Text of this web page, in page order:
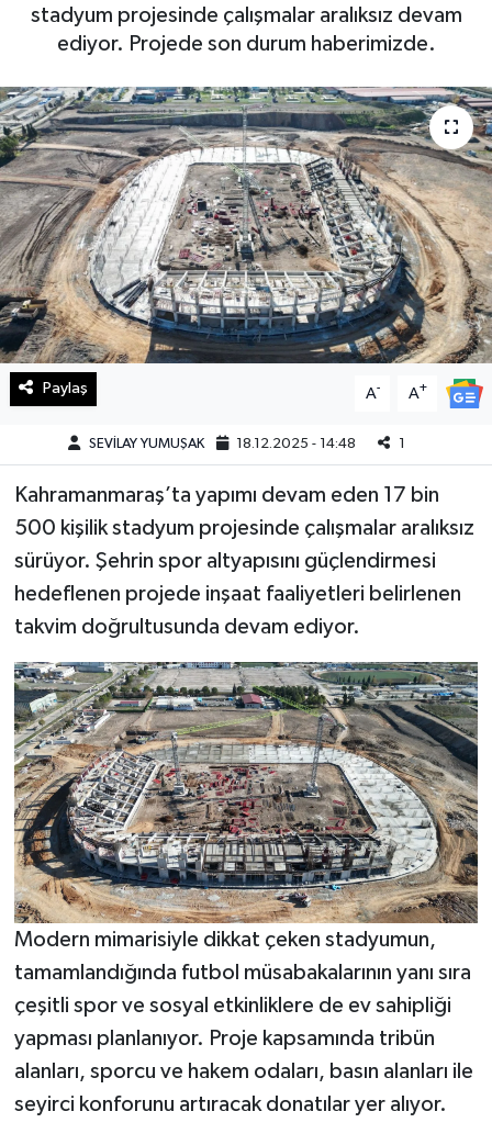
stadyum projesinde çalışmalar aralıksız devam
ediyor. Projede son durum haberimizde.
Paylaş A- A+
SEVİLAY YUMUŞAK 18.12.2025 - 14:48 1
Kahramanmaraş’ta yapımı devam eden 17 bin
500 kişilik stadyum projesinde çalışmalar aralıksız
sürüyor. Şehrin spor altyapısını güçlendirmesi
hedeflenen projede inşaat faaliyetleri belirlenen
takvim doğrultusunda devam ediyor.
Modern mimarisiyle dikkat çeken stadyumun,
tamamlandığında futbol müsabakalarının yanı sıra
çeşitli spor ve sosyal etkinliklere de ev sahipliği
yapması planlanıyor. Proje kapsamında tribün
alanları, sporcu ve hakem odaları, basın alanları ile
seyirci konforunu artıracak donatılar yer alıyor.
Haberde İnsan
Kültür Sanat
Magazin
Manşet Altı
Manşetler
Resmi İlan
Sağlık
Spor
SürManşet
Teknoloji
Yaşam